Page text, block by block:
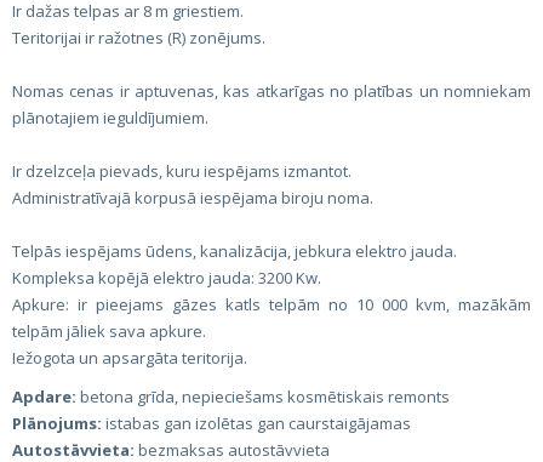
Ir dažas telpas ar 8 m griestiem.
Teritorijai ir ražotnes (R) zonējums.
Nomas cenas ir aptuvenas, kas atkarīgas no platības un nomniekam
plānotajiem ieguldījumiem.
Ir dzelzceļa pievads, kuru iespējams izmantot.
Administratīvajā korpusā iespējama biroju noma.
Telpās iespējams ūdens, kanalizācija, jebkura elektro jauda.
Kompleksa kopējā elektro jauda: 3200 Kw.
Apkure: ir pieejams gāzes katls telpām no 10 000 kvm, mazākām
telpām jāliek sava apkure.
Iežogota un apsargāta teritorija.
Apdare: betona grīda, nepieciešams kosmētiskais remonts
Plānojums: istabas gan izolētas gan caurstaigājamas
Autostāvvieta: bezmaksas autostāvvieta